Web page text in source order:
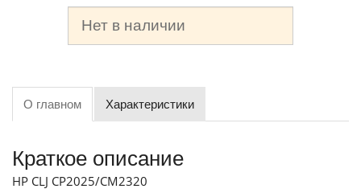
Нет в наличии
О главном Характеристики
Краткое описание
HP CLJ CP2025/CM2320